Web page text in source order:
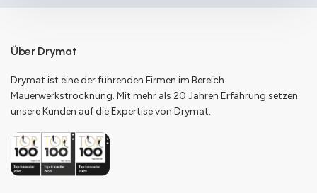
Über Drymat
Drymat ist eine der führenden Firmen im Bereich
Mauerwerkstrocknung. Mit mehr als 20 Jahren Erfahrung setzen
unsere Kunden auf die Expertise von Drymat.